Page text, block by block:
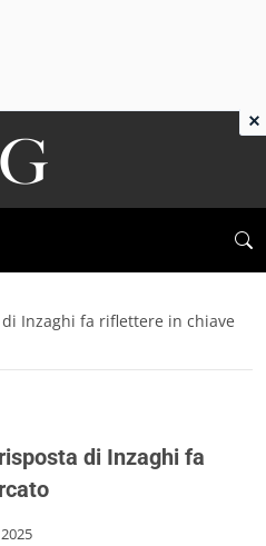
Inzaghi fa riflettere in chiave
di Inzaghi fa
×